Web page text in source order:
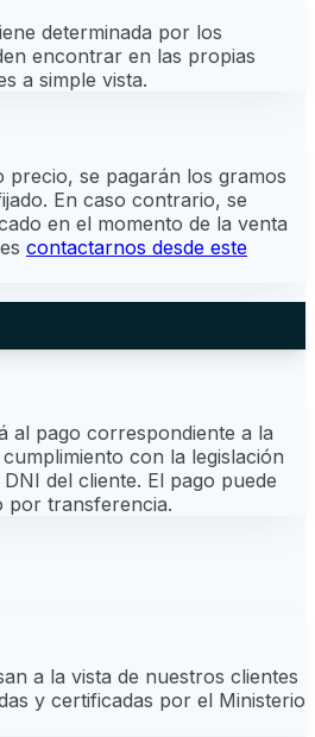
determinada por los
encontrar en las propias
a simple vista.
precio, se pagarán los gramos
En caso contrario, se
en el momento de la venta
contactarnos desde este
al pago correspondiente a la
con la legislación
del cliente. El pago puede
por transferencia.
a la vista de nuestros clientes
y certificadas por el Ministerio